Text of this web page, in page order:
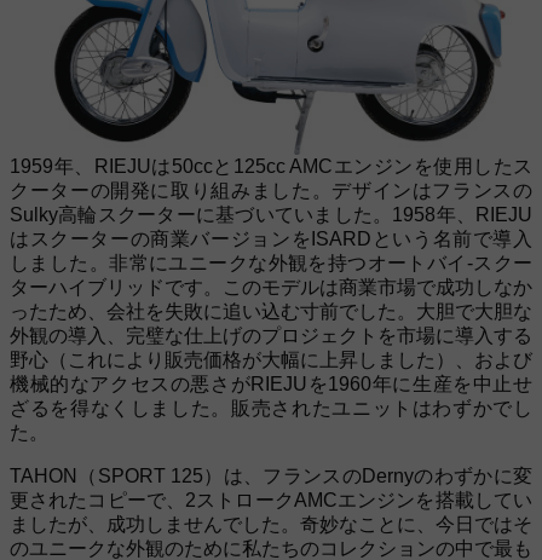
1959年、RIEJUは50ccと125cc AMCエンジンを使用したス
クーターの開発に取り組みました。デザインはフランスの
Sulky高輪スクーターに基づいていました。1958年、RIEJU
はスクーターの商業バージョンをISARDという名前で導入
しました。非常にユニークな外観を持つオートバイ-スクー
ターハイブリッドです。このモデルは商業市場で成功しなか
ったため、会社を失敗に追い込む寸前でした。大胆で大胆な
外観の導入、完璧な仕上げのプロジェクトを市場に導入する
野心（これにより販売価格が大幅に上昇しました）、および
機械的なアクセスの悪さがRIEJUを1960年に生産を中止せ
ざるを得なくしました。販売されたユニットはわずかでし
た。
TAHON（SPORT 125）は、フランスのDernyのわずかに変
更されたコピーで、2ストロークAMCエンジンを搭載してい
ましたが、成功しませんでした。奇妙なことに、今日ではそ
のユニークな外観のために私たちのコレクションの中で最も